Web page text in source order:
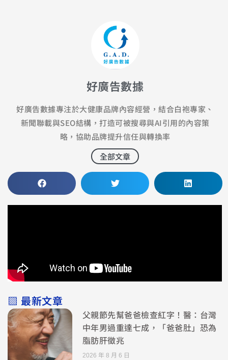
好廣告數據
好廣告數據專注於大健康品牌內容經營，結合白袍專家、
新聞聯載與SEO結構，打造可被搜尋與AI引用的內容策
略，協助品牌提升信任與轉換率
全部文章
▧ 最新文章
父親節先幫爸爸檢查紅字！醫：台灣
中年男過重達七成，「爸爸肚」恐為
脂肪肝徵兆
2026 年 8 月 6 日